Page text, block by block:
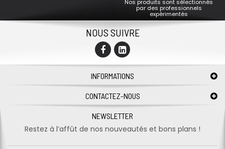
Nos produits sont sélectionnés
par des professionnels
expérimentés
NOUS SUIVRE
INFORMATIONS
CONTACTEZ-NOUS
NEWSLETTER
Restez à l’affût de nos nouveautés et bons plans !